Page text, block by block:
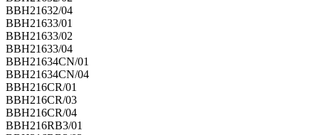
BBH21632/04
BBH21633/01
BBH21633/02
BBH21633/04
BBH21634CN/01
BBH21634CN/04
BBH216CR/01
BBH216CR/03
BBH216CR/04
BBH216RB3/01